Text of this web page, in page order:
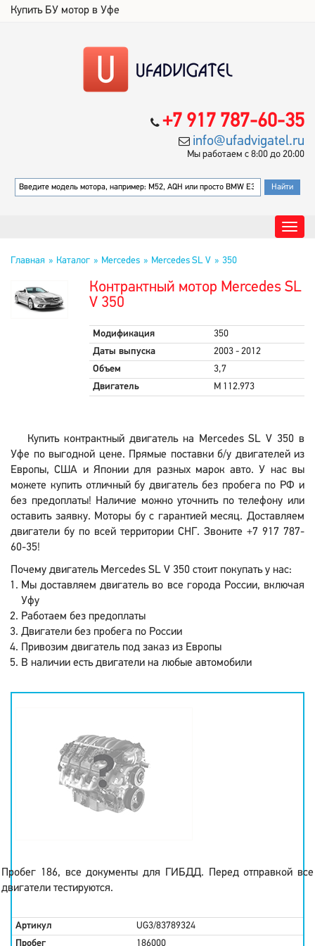
Купить БУ мотор в Уфе
+7 917 787-60-35
info@ufadvigatel.ru
Мы работаем с 8:00 до 20:00
Главная Каталог Mercedes Mercedes SL V 350
Контрактный мотор Mercedes SL
V 350
Модификация
350
Даты выпуска
2003 - 2012
Объем
3,7
Двигатель
M 112.973
Купить контрактный двигатель на Mercedes SL V 350 в
Уфе по выгодной цене. Прямые поставки б/у двигателей из
Европы, США и Японии для разных марок авто. У нас вы
можете купить отличный бу двигатель без пробега по РФ и
без предоплаты! Наличие можно уточнить по телефону или
оставить заявку. Моторы бу с гарантией месяц. Доставляем
двигатели бу по всей территории СНГ. Звоните +7 917 787-
60-35!
Почему двигатель Mercedes SL V 350 стоит покупать у нас:
Мы доставляем двигатель во все города России, включая
Уфу
Работаем без предоплаты
Двигатели без пробега по России
Привозим двигатель под заказ из Европы
В наличии есть двигатели на любые автомобили
Пробег 186, все документы для ГИБДД. Перед отправкой все
двигатели тестируются.
Артикул
UG3/83789324
Пробег
186000